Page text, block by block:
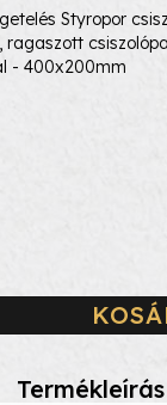
Styropor
- 400x200mm
Termékleírás